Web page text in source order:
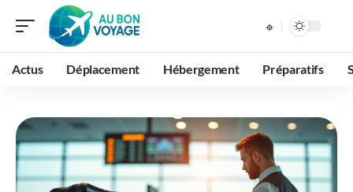
Actus Déplacement Hébergement Préparatifs